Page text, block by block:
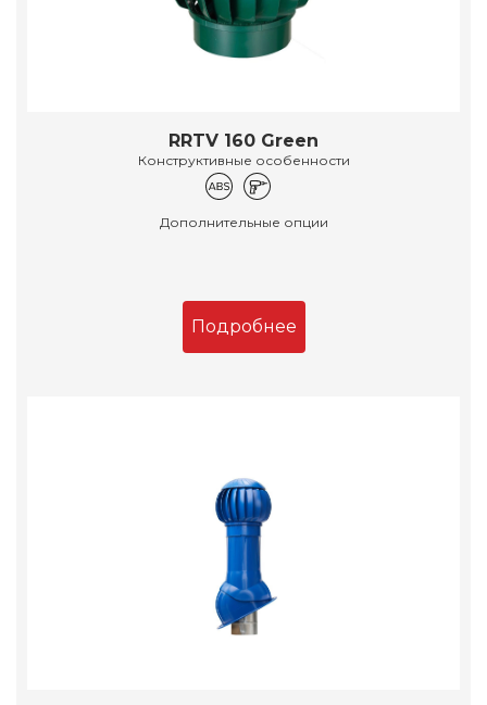
RRTV 160 Green
Конструктивные особенности
Дополнительные опции
Подробнее